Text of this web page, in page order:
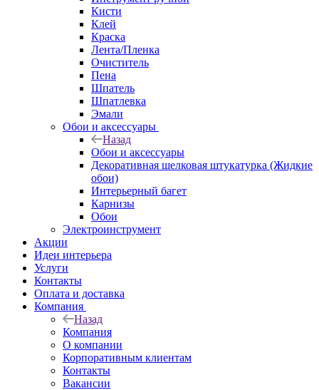
Кисти
Клей
Краска
Лента/Пленка
Очиститель
Пена
Шпатель
Шпатлевка
Эмали
Обои и аксессуары
Назад
Обои и аксессуары
Декоративная шелковая штукатурка (Жидкие
обои)
Интерьерный багет
Карнизы
Обои
Электроинструмент
Акции
Идеи интерьера
Услуги
Контакты
Оплата и доставка
Компания
Назад
Компания
О компании
Корпоративным клиентам
Контакты
Вакансии